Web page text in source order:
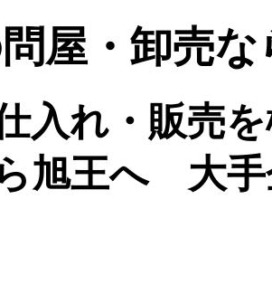
屋・卸売
入れ・販売
旭王へ 大手